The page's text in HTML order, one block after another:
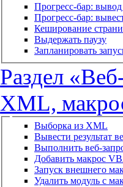
Прогресс-бар:
Прогресс-бар:
Кеширование
Выдержать паузу
Запланировать
Раздел
XML,
Выборка из XML
Вывести результат
Выполнить веб-
Добавить макрос
Запуск внешнего
Удалить модуль с